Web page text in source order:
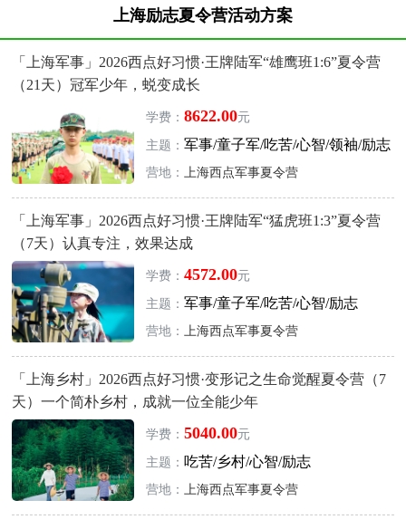
上海励志夏令营活动方案
「上海军事」2026西点好习惯·王牌陆军“雄鹰班1:6”夏令营
（21天）冠军少年，蜕变成长
学费： 8622.00元
主题： 军事/童子军/吃苦/心智/领袖/励志
营地： 上海西点军事夏令营
「上海军事」2026西点好习惯·王牌陆军“猛虎班1:3”夏令营
（7天）认真专注，效果达成
学费： 4572.00元
主题： 军事/童子军/吃苦/心智/励志
营地： 上海西点军事夏令营
「上海乡村」2026西点好习惯·变形记之生命觉醒夏令营（7
天）一个简朴乡村，成就一位全能少年
学费： 5040.00元
主题： 吃苦/乡村/心智/励志
营地： 上海西点军事夏令营